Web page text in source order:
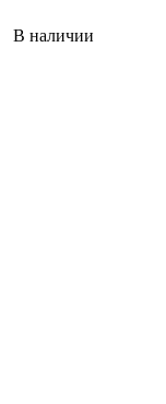
В наличии